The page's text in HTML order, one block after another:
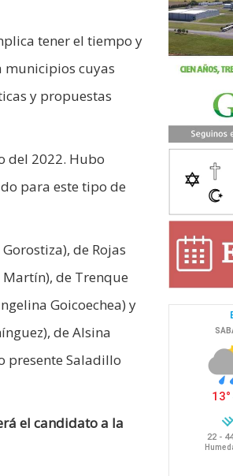
tener el tiempo y
municipios cuyas
y propuestas
del 2022. Hubo
para este tipo de
de Rojas
de Trenque
Goicoechea) y
de Alsina
presente Saladillo
el candidato a la